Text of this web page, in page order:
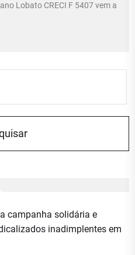
Lobato CRECI F 5407 vem a
campanha solidária e
inadimplentes em